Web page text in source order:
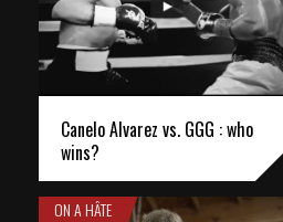
Canelo Alvarez vs. GGG : who
wins?
ON A HÂTE